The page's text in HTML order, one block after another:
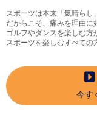
スポーツは本来「気晴らし
だからこそ、痛みを理由に
ゴルフやダンスを楽しむ方
スポーツを楽しむすべての
今す